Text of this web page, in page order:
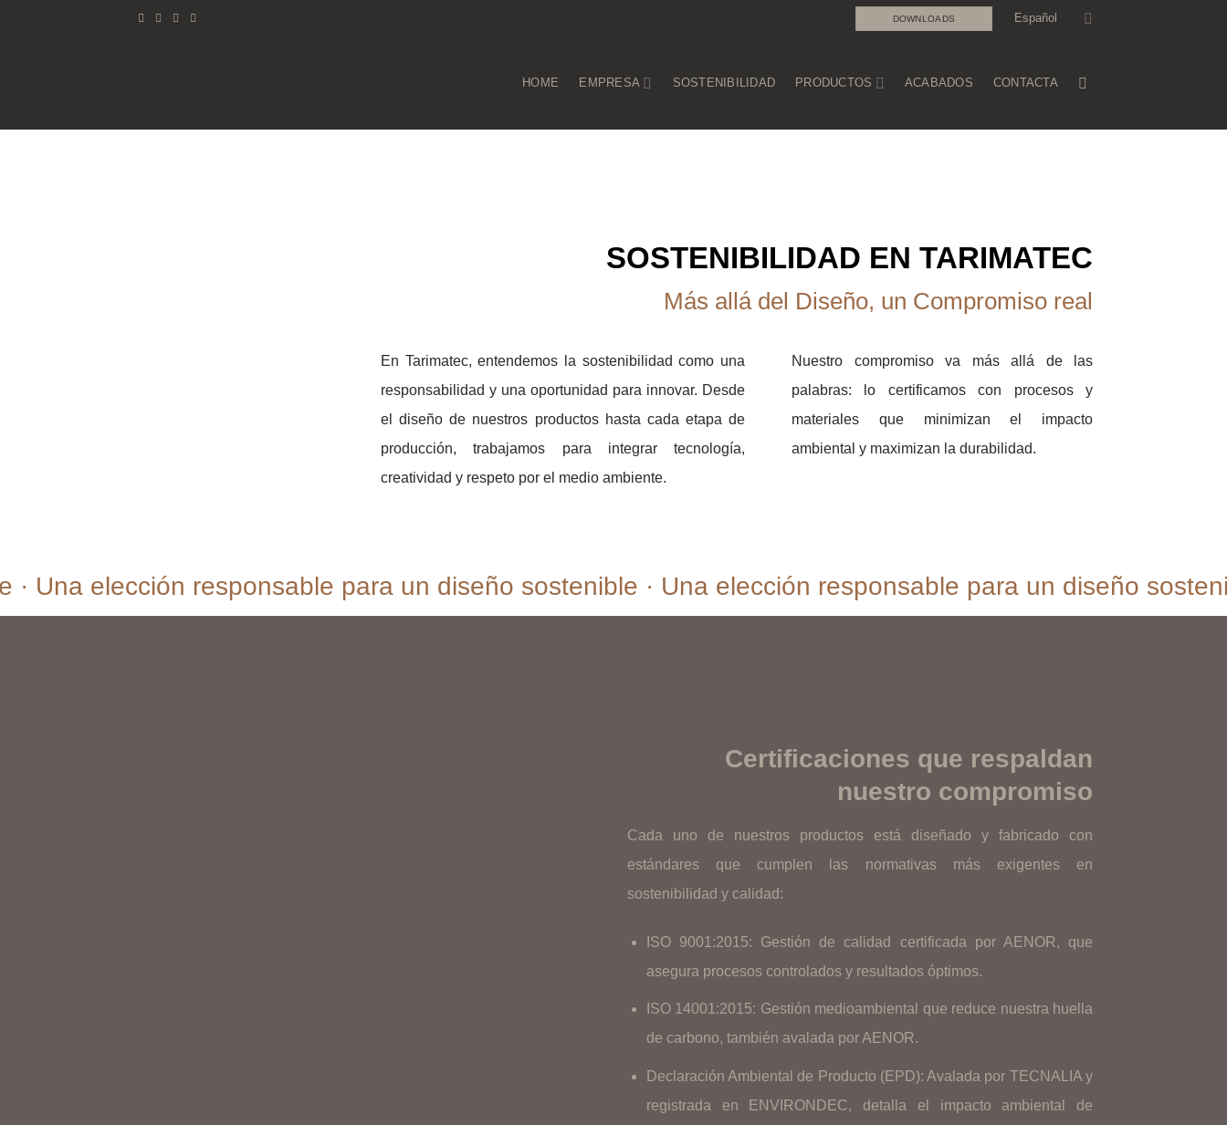
DOWNLOADS Español
HOME EMPRESA SOSTENIBILIDAD PRODUCTOS ACABADOS CONTACTA
SOSTENIBILIDAD EN TARIMATEC
Más allá del Diseño, un Compromiso real
En Tarimatec, entendemos la sostenibilidad como una
responsabilidad y una oportunidad para innovar. Desde
el diseño de nuestros productos hasta cada etapa de
producción, trabajamos para integrar tecnología,
creatividad y respeto por el medio ambiente.
Nuestro compromiso va más allá de las
palabras: lo certificamos con procesos y
materiales que minimizan el impacto
ambiental y maximizan la durabilidad.
elección responsable para un diseño sostenible · Una elección responsable para un diseño
Certificaciones que respaldan
nuestro compromiso
Cada uno de nuestros productos está diseñado y fabricado con
estándares que cumplen las normativas más exigentes en
sostenibilidad y calidad:
ISO 9001:2015: Gestión de calidad certificada por AENOR, que
asegura procesos controlados y resultados óptimos.
ISO 14001:2015: Gestión medioambiental que reduce nuestra huella
de carbono, también avalada por AENOR.
Declaración Ambiental de Producto (EPD): Avalada por TECNALIA y
registrada en ENVIRONDEC, detalla el impacto ambiental de